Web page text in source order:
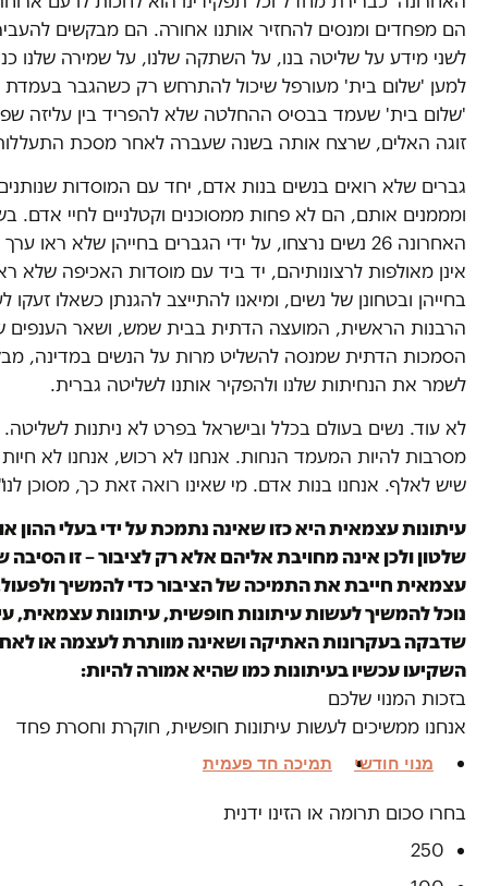
הם מפחדים ומנסים להחזיר אותנו אחורה. הם מבקשים
לשני מידע על שליטה בנו, על השתקה שלנו, על שמירה שלנו
למען 'שלום בית' מעורפל שיכול להתרחש רק כשהגבר בעמדת
'שלום בית' שעמד בבסיס ההחלטה שלא להפריד בין עליזה
זוגה האלים, שרצח אותה בשנה שעברה לאחר מסכת
גברים שלא רואים בנשים בנות אדם, יחד עם המוסדות
ומממנים אותם, הם לא פחות ממסוכנים וקטלניים לחיי אדם.
האחרונה 26 נשים נרצחו, על ידי הגברים בחייהן שלא ראו
אינן מאולפות לרצונותיהם, יד ביד עם מוסדות האכיפה שלא
בחייהן ובטחונן של נשים, ומיאנו להתייצב להגנתן כשאלו זעקו
הרבנות הראשית, המועצה הדתית בבית שמש, ושאר הענפים
הסמכות הדתית שמנסה להשליט מרות על הנשים במדינה,
לשמר את הנחיתות שלנו ולהפקיר אותנו לשליטה גברית.
לא עוד. נשים בעולם בכלל ובישראל בפרט לא ניתנות לשליטה.
מסרבות להיות המעמד הנחות. אנחנו לא רכוש, אנחנו לא
שיש לאלף. אנחנו בנות אדם. מי שאינו רואה זאת כך, מסוכן
עיתונות עצמאית היא כזו שאינה נתמכת על ידי בעלי ההון או
שלטון ולכן אינה מחויבת אליהם אלא רק לציבור – זו הסיבה
עצמאית חייבת את התמיכה של הציבור כדי להמשיך
נוכל להמשיך לעשות עיתונות חופשית, עיתונות עצמאית,
שדבקה בעקרונות האתיקה ושאינה מוותרת לעצמה או
השקיעו עכשיו בעיתונות כמו שהיא אמורה להיות:
בזכות המנוי שלכם
אנחנו ממשיכים לעשות עיתונות חופשית, חוקרת וחסרת פחד
מנוי חודשי תמיכה חד פעמית
בחרו סכום תרומה או הזינו ידנית
250